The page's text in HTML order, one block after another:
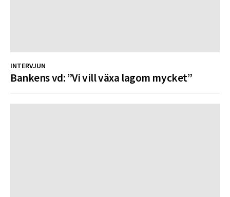
INTERVJUN
Bankens vd: ”Vi vill växa lagom mycket”